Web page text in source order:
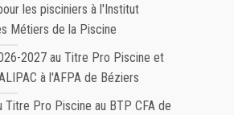
les pisciniers à l'Institut
Métiers de la Piscine
2027 au Titre Pro Piscine et
à l'AFPA de Béziers
Titre Pro Piscine au BTP CFA de